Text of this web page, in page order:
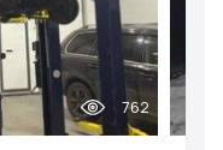
762